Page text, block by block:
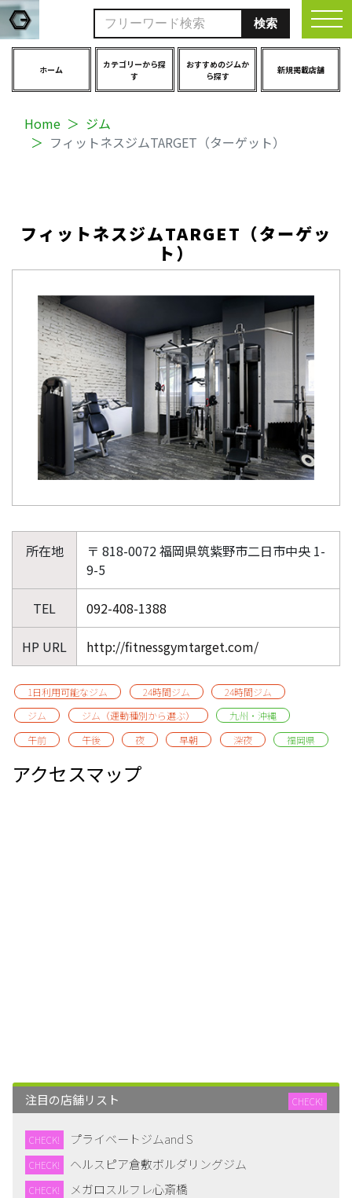
ホーム
カテゴリーから探
す
おすすめのジムか
ら探す
新規掲載店舗
Home
ジム
フィットネスジムTARGET（ターゲット）
フィットネスジムTARGET（ターゲッ
ト）
所在地
〒 818-0072 福岡県筑紫野市二日市中央 1-
9-5
TEL 092-408-1388
HP URL http://fitnessgymtarget.com/
1日利用可能なジム 24時間ジム
24時間ジム
ジム
ジム（運動種別から選ぶ）
九州・沖縄
午前
午後 夜 早朝 深夜 福岡県
アクセスマップ
注目の店舗リスト CHECK!
CHECK! プライベートジムand S
CHECK! ヘルスピア倉敷ボルダリングジム
CHECK! メガロスルフレ心斎橋